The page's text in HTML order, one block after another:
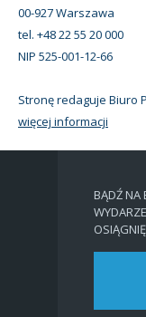
00-927 Warszawa
tel. +48 22 55 20 000
NIP 525-001-12-66
Stronę redaguje Biuro
więcej informacji
BĄDŹ NA